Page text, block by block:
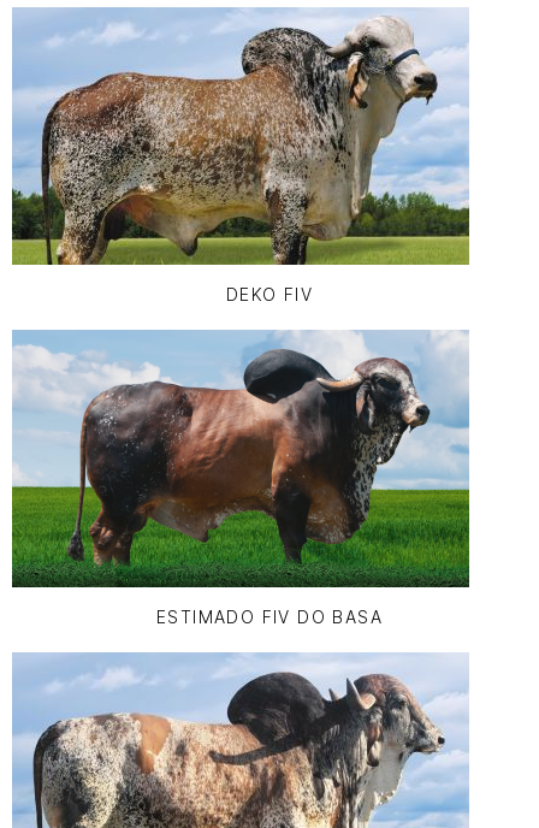
DEKO FIV
ESTIMADO FIV DO BASA